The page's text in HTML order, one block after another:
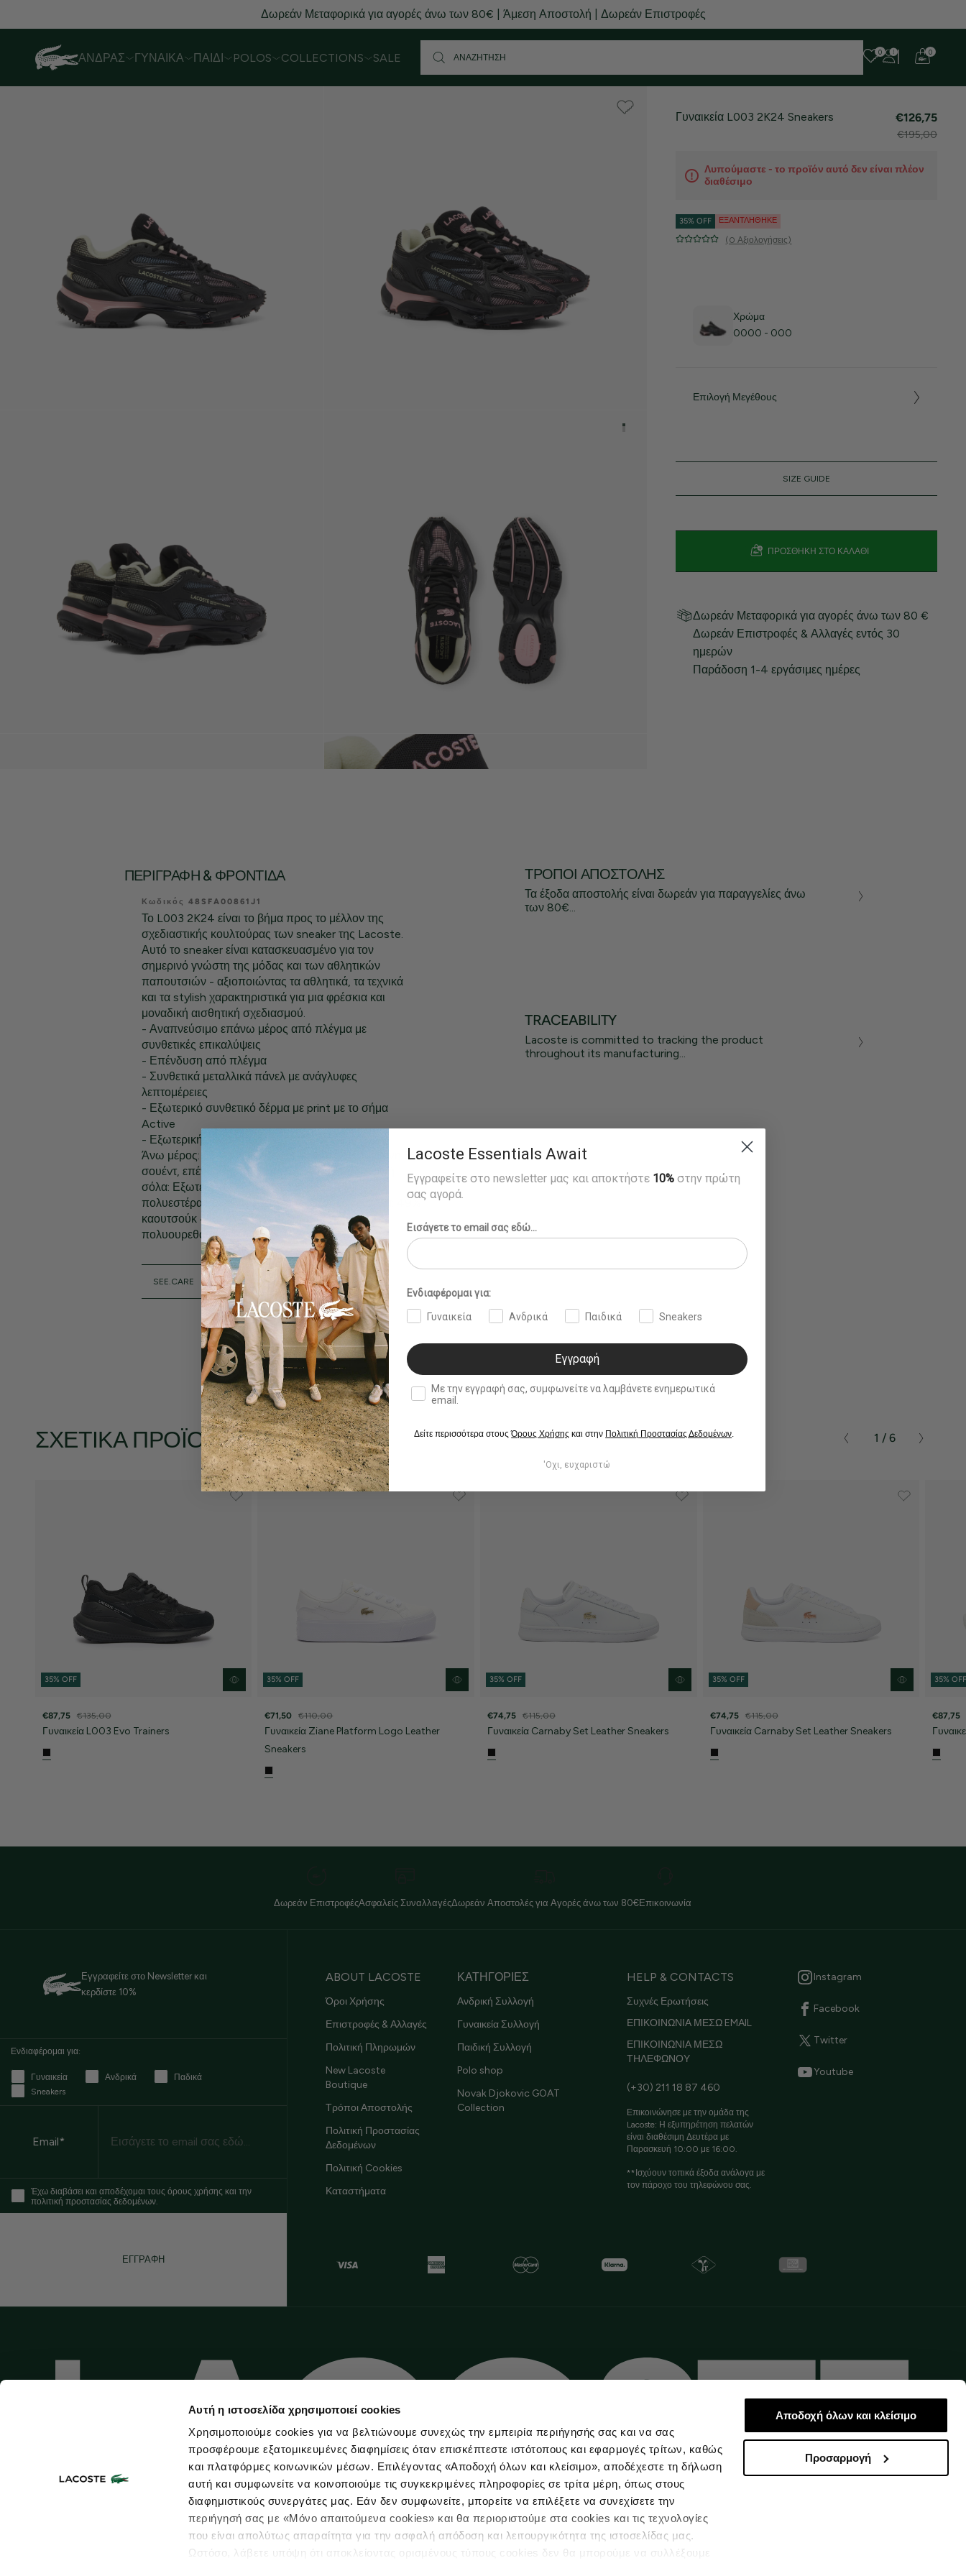
Αυτή η ιστοσελίδα χρησιμοποιεί cookies
Χρησιμοποιούμε cookies για να βελτιώνουμε συνεχώς την εμπειρία περιήγησής σας και να σας
προσφέρουμε εξατομικευμένες διαφημίσεις όταν επισκέπτεστε ιστότοπους και εφαρμογές τρίτων, καθώς
και πλατφόρμες κοινωνικών μέσων. Επιλέγοντας «Αποδοχή όλων και κλείσιμο», αποδέχεστε τη δήλωση
αυτή και συμφωνείτε να κοινοποιούμε τις συγκεκριμένες πληροφορίες σε τρίτα μέρη, όπως στους
διαφημιστικούς συνεργάτες μας. Εάν δεν συμφωνείτε, μπορείτε να επιλέξετε να συνεχίσετε την
περιήγησή σας με «Μόνο απαιτούμενα cookies» και θα περιοριστούμε στα cookies και τις τεχνολογίες
που είναι απολύτως απαραίτητα για την ασφαλή απόδοση και λειτουργικότητα της ιστοσελίδας μας.
Ωστόσο, λάβετε υπόψη ότι αποκλείοντας ορισμένους τύπους cookies δεν θα μπορούμε να συλλέξουμε
Αποδοχή όλων και κλείσιμο
Προσαρμογή
Δωρεάν Μεταφορικά για αγορές άνω των 80€ | Άμεση Αποστολή | Δωρεάν Επιστροφές
ΆΝΔΡΑΣ ΓΥΝΑΊΚΑ ΠΑΙΔΊ POLOS COLLECTIONS SALE 0 0
Γυναικεία L003 2K24 Sneakers €126,75
€195,00
Λυπούμαστε - το προϊόν αυτό δεν είναι πλέον
διαθέσιμο
35% OFF ΕΞΑΝΤΛΉΘΗΚΕ
(0 Αξιολογήσεις)
Χρώμα
0000 - 000
Επιλογή Μεγέθους
SIZE GUIDE
ΠΡΟΣΘΉΚΗ ΣΤΟ ΚΑΛΆΘΙ
Δωρεάν Μεταφορικά για αγορές άνω των 80 €
Δωρεάν Επιστροφές & Αλλαγές εντός 30
ημερών
Παράδοση 1-4 εργάσιμες ημέρες
ΠΕΡΙΓΡΑΦΉ & ΦΡΟΝΤΊΔΑ
Κωδικός 48SFA00861J1
Το L003 2K24 είναι το βήμα προς το μέλλον της
σχεδιαστικής κουλτούρας των sneaker της Lacoste.
Αυτό το sneaker είναι κατασκευασμένο για τον
σημερινό γνώστη της μόδας και των αθλητικών
παπουτσιών - αξιοποιώντας τα αθλητικά, τα τεχνικά
και τα stylish χαρακτηριστικά για μια φρέσκια και
μοναδική αισθητική σχεδιασμού.
- Αναπνεύσιμο επάνω μέρος από πλέγμα με
συνθετικές επικαλύψεις
- Επένδυση από πλέγμα
- Συνθετικά μεταλλικά πάνελ με ανάγλυφες
λεπτομέρειες
- Εξωτερικό συνθετικό δέρμα με print με το σήμα
Active
- Εξωτερική σόλα από καουτσούκ με υφή
Άνω μέρος: 50% πολυεστέρας 45% πολυουρεθάνη 5%
σουέvτ, επένδυση: 100% πολυεστέρας, εσωτερική
σόλα: Εξωτερική σόλα: 70% ανακυκλωμένος
πολυεστέρας 30% πολυεστέρας, Εξωτερική σόλα: 49%
καουτσούκ 41% EVA 10% θερμοπλαστική
πολυουρεθάνη
SEE.CARE
ΤΡΌΠΟΙ ΑΠΟΣΤΟΛΉΣ
Τα έξοδα αποστολής είναι δωρεάν για παραγγελίες άνω
των 80€...
TRACEABILITY
Lacoste is committed to tracking the product
throughout its manufacturing...
ΣΧΕΤΙΚΆ ΠΡΟΪΌΝΤΑ
35% OFF
€87,75 €135,00
Γυναικεία L003 Evo Trainers
35% OFF
€71,50 €110,00
Γυναικεία Ziane Platform Logo Leather
Sneakers
35% OFF
€74,75 €115,00
Γυναικεία Carnaby Set Leather Sneakers
35% OFF
€74,75 €115,00
Γυναικεία Carnaby Set Leather Sneakers
35%
€87,75
1 / 6
Δωρεάν ΕπιστροφέςΑσφαλείς ΣυναλλαγέςΔωρεάν Αποστολές για Αγορές άνω των 80€Επικοινωνία
Εγγραφείτε στο Newsletter και
κερδίστε 10%
Ενδιαφέρομαι για:
Γυναικεία Ανδρικά
Παδικά
Sneakers
Email*
Έχω διαβάσει και αποδέχομαι τους όρους χρήσης και την
πολιτική προστασίας δεδομένων.
ΕΓΓΡΑΦΗ
ABOUT LACOSTE
Όροι Χρήσης
Επιστροφές & Αλλαγές
Πολιτική Πληρωμών
New Lacoste
Boutique
Τρόποι Αποστολής
Πολιτική Προστασίας
Δεδομένων
Πολιτική Cookies
Καταστήματα
ΚΑΤΗΓΟΡΙΕΣ
Ανδρική Συλλογή
Γυναικεία Συλλογή
Παιδική Συλλογή
Polo shop
Novak Djokovic GOAT
Collection
HELP & CONTACTS
Συχνές Ερωτήσεις
ΕΠΙΚΟΙΝΩΝΙΑ ΜΕΣΩ EMAIL
ΕΠΙΚΟΙΝΩΝΙΑ ΜΕΣΩ
ΤΗΛΕΦΩΝΟΥ
(+30) 211 18 87 460
Επικοινώνησε με την ομάδα της
Lacoste: Η εξυπηρέτηση πελατών
είναι διαθέσιμη Δευτέρα με
Παρασκευή 10:00 με 16:00.
**Ισχύουν τοπικά έξοδα ανάλογα με
τον πάροχο του τηλεφώνου σας.
Instagram
Facebook
Twitter
Youtube
Lacoste Essentials Await
Εγγραφείτε στο newsletter μας και αποκτήστε 10% στην πρώτη
σας αγορά.
Εισάγετε το email σας εδώ...
Ενδιαφέρομαι για:
Γυναικεία Ανδρικά Παιδικά Sneakers
Εγγραφή
double opt in
Με την εγγραφή σας, συμφωνείτε να λαμβάνετε ενημερωτικά
email.
Δείτε περισσότερα στουςΌρους Χρήσης και στην Πολιτική Προστασίας Δεδομένων
'Οχι, ευχαριστώ